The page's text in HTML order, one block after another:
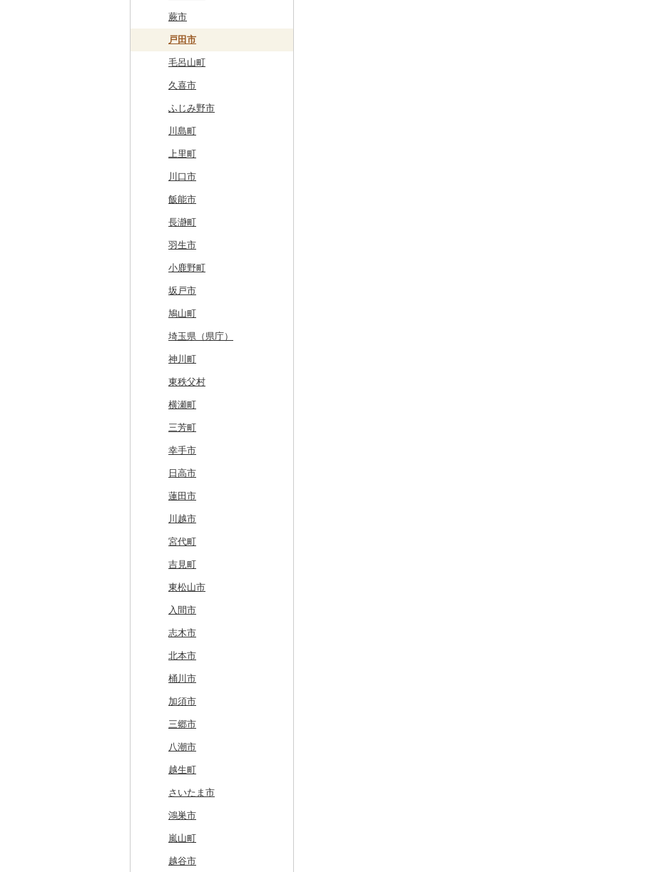
森町
稚内市
標津町
清里町
北斗市
留萌市
白糠町
釧路町
名寄市
美唄市
厚岸町
南富良野町
上富良野町
和寒町
紋別市
乙部町
根室市
三笠市
東川町
厚真町
奥尻町
網走市
浦河町
広尾町
中札内村
滝川市
比布町
鶴居村
釧路市
苫前町
当別町
占冠村
上士幌町
平取町
七飯町
北見市
登別市
訓子府町
六ヶ所村
東北町
三戸町
東通村
黒石市
おいらせ町
鶴田町
階上町
深浦町
青森市
田子町
新郷村
横浜町
野辺地町
佐井村
六戸町
五所川原市
平川市
蓬田村
中泊町
外ヶ浜町
つがる市
弘前市
鰺ヶ沢町
むつ市
田舎館村
青森県（県庁）
三沢市
西目屋村
釜石市
野田村
普代村
一戸町
陸前高田市
紫波町
滝沢市
住田町
葛巻町
花巻市
岩泉町
田野畑村
盛岡市
遠野市
奥州市
雫石町
岩手県（県庁）
一関市
久慈市
西和賀町
北上市
平泉町
洋野町
大船渡市
山田町
大槌町
大衡村
加美町
利府町
白石市
登米市
山元町
名取市
川崎町
村田町
栗原市
富谷市
岩沼市
七ヶ宿町
大崎市
塩竈市
石巻市
多賀城市
宮城県（県庁）
亘理町
蔵王町
女川町
気仙沼市
美里町
松島町
大和町
大郷町
南三陸町
仙台市
大河原町
角田市
涌谷町
東松島市
能代市
小坂町
仙北市
井川町
潟上市
三種町
藤里町
湯沢市
大館市
由利本荘市
にかほ市
羽後町
秋田県（県庁）
秋田市
男鹿市
美郷町
東成瀬村
五城目町
北秋田市
八峰町
鹿角市
大仙市
八郎潟町
尾花沢市
上山市
河北町
酒田市
新庄市
長井市
小国町
南陽市
中山町
庄内町
大石田町
川西町
鶴岡市
山形県（県庁）
金山町
東根市
飯豊町
鮭川村
大蔵村
山辺町
戸沢村
舟形町
最上町
真室川町
寒河江市
西川町
高畠町
山形市
三川町
大江町
米沢市
天栄村
広野町
鏡石町
須賀川市
小野町
棚倉町
古殿町
昭和村
下郷町
西郷村
二本松市
猪苗代町
川俣町
郡山市
西会津町
玉川村
いわき市
南会津町
田村市
磐梯町
三春町
本宮市
柳津町
鮫川村
福島市
新地町
葛尾村
三島町
桑折町
矢吹町
国見町
檜枝岐村
喜多方市
南相馬市
会津若松市
大熊町
浅川町
相馬市
潮来市
五霞町
北茨城市
境町
かすみがうら市
牛久市
常陸太田市
つくばみらい市
下妻市
茨城町
神栖市
常総市
東海村
美浦村
大洗町
河内町
ひたちなか市
龍ケ崎市
守谷市
常陸大宮市
笠間市
行方市
結城市
城里町
水戸市
鉾田市
桜川市
石岡市
茨城県（県庁）
坂東市
小美玉市
日立市
大子町
鹿嶋市
阿見町
那珂市
筑西市
八千代町
上三川町
佐野市
真岡市
高根沢町
大田原市
栃木市
日光市
小山市
宇都宮市
栃木県（県庁）
那珂川町
茂木町
那須烏山市
矢板市
さくら市
足利市
那須町
鹿沼市
下野市
益子町
芳賀町
野木町
玉村町
安中市
川場村
昭和村
甘楽町
明和町
沼田市
桐生市
吉岡町
太田市
高山村
みどり市
千代田町
みなかみ町
片品村
富岡市
館林市
伊勢崎市
東吾妻町
前橋市
藤岡市
邑楽町
板倉町
嬬恋村
草津町
高崎市
群馬県（県庁）
大泉町
長野原町
中之条町
蕨市
戸田市
毛呂山町
久喜市
ふじみ野市
川島町
上里町
川口市
飯能市
長瀞町
羽生市
小鹿野町
坂戸市
鳩山町
埼玉県（県庁）
神川町
東秩父村
横瀬町
三芳町
幸手市
日高市
蓮田市
川越市
宮代町
吉見町
東松山市
入間市
志木市
北本市
桶川市
加須市
三郷市
八潮市
越生町
さいたま市
鴻巣市
嵐山町
越谷市